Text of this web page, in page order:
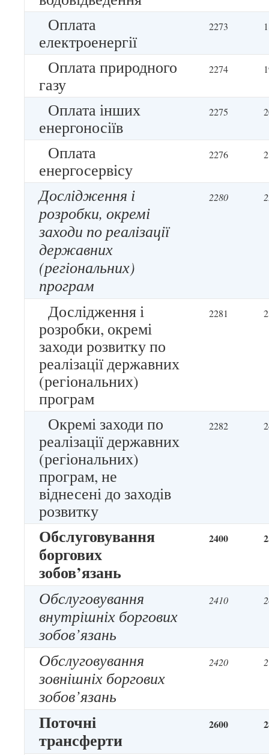
Оплата
електроенергії
2273
Оплата природного
газу
2274
Оплата інших
енергоносіїв
2275
Оплата
енергосервісу
2276
Дослідження і
розробки, окремі
заходи по реалізації
державних
(регіональних)
програм
2280
Дослідження і
розробки, окремі
заходи розвитку по
реалізації державних
(регіональних)
програм
2281
Окремі заходи по
реалізації державних
(регіональних)
програм, не
віднесені до заходів
розвитку
2282
Обслуговування
боргових
зобов’язань
2400
Обслуговування
внутрішніх боргових
зобов’язань
2410
Обслуговування
зовнішніх боргових
зобов’язань
2420
Поточні
трансферти
2600